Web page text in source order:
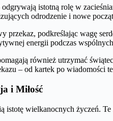
odgrywają istotną rolę w
odrodzenie i nowe
przekaz, podkreślając wagę
energii podczas
również utrzymać
– od kartek po wiadomości
i Miłość
istotę wielkanocnych życzeń.